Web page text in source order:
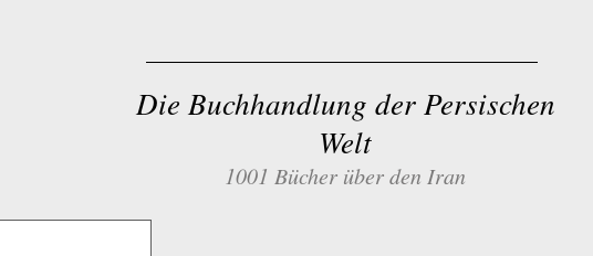
Die Buchhandlung der Persischen
Welt
1001 Bücher über den Iran